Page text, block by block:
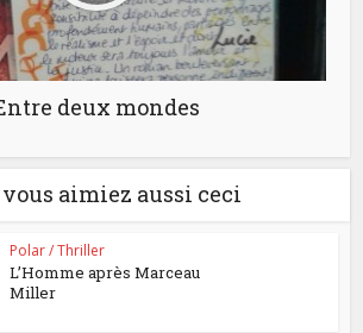
deux mondes
aimiez aussi ceci
Polar / Thriller
L’Homme après Marceau
Miller